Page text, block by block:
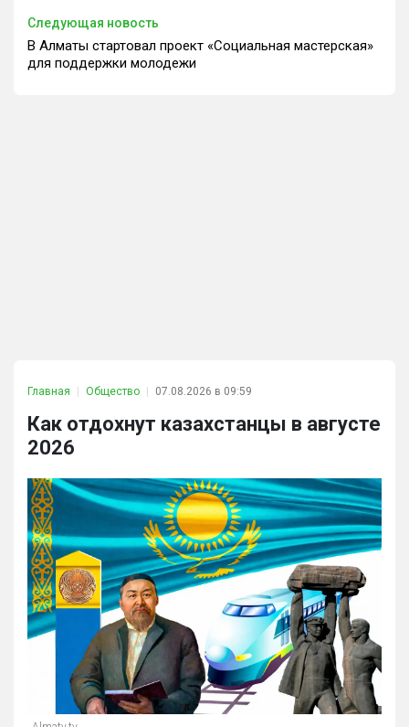
Следующая новость
В Алматы стартовал проект «Социальная мастерская»
для поддержки молодежи
Главная Общество 07.08.2026 в 09:59
Как отдохнут казахстанцы в августе
2026